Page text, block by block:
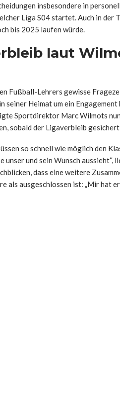
insbesondere in
Liga S04 startet. Auch in der
bis 2025 laufen würde.
laut
Fußball-Lehrers gewisse
Heimat um ein Engagement
Sportdirektor Marc Wilmots
sobald der Ligaverbleib
so schnell wie möglich den
unser und sein Wunsch aussieht“,
dass eine weitere
als ausgeschlossen ist: „Mir hat